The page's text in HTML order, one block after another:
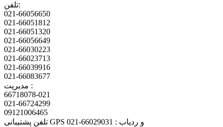
تلفن:
021-66056650
021-66051812
021-66051320
021-66056649
021-66030223
021-66023713
021-66039916
021-66083677
مدیریت :
66718078-021
021-66724299
09121006465
تلفن پشتیبانی GPS و ردیاب : 66029031-021